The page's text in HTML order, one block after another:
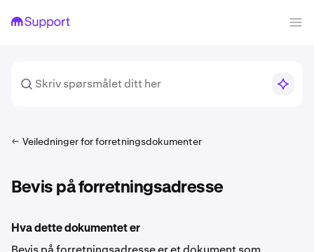
Veiledninger for forretningsdokumenter
Bevis på forretningsadresse
Hva dette dokumentet er